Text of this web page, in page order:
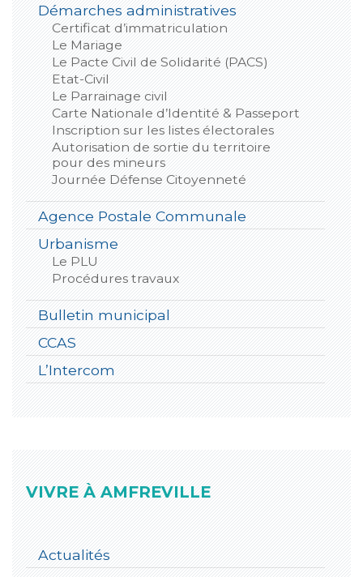
Démarches administratives
Certificat d’immatriculation
Le Mariage
Le Pacte Civil de Solidarité (PACS)
Etat-Civil
Le Parrainage civil
Carte Nationale d’Identité & Passeport
Inscription sur les listes électorales
Autorisation de sortie du territoire
pour des mineurs
Journée Défense Citoyenneté
Agence Postale Communale
Urbanisme
Le PLU
Procédures travaux
Bulletin municipal
CCAS
L’Intercom
VIVRE À AMFREVILLE
Actualités